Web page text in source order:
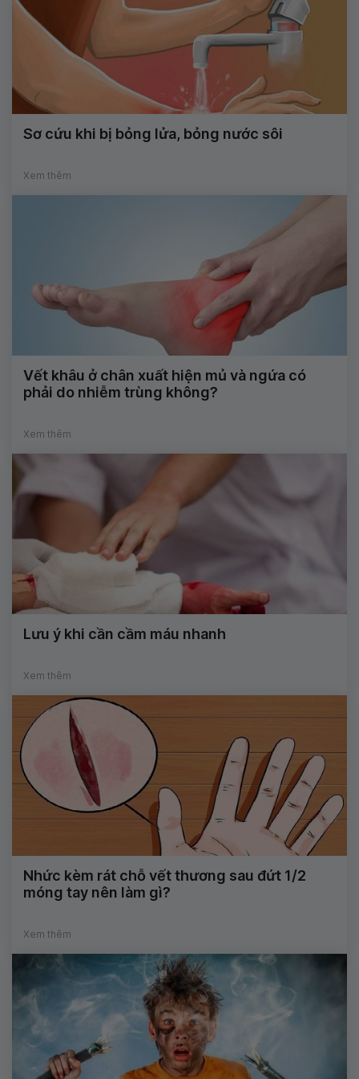
Sơ cứu khi bị bỏng lửa, bỏng nước sôi
Xem thêm
Vết khâu ở chân xuất hiện mủ và ngứa có
phải do nhiễm trùng không?
Xem thêm
Lưu ý khi cần cầm máu nhanh
Xem thêm
Nhức kèm rát chỗ vết thương sau đứt 1/2
móng tay nên làm gì?
Xem thêm